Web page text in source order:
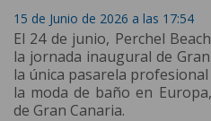
15 de Junio de 2026 a las 17:54
El 24 de junio, Perchel
la jornada inaugural de
la única pasarela
la moda de baño en
de Gran Canaria.